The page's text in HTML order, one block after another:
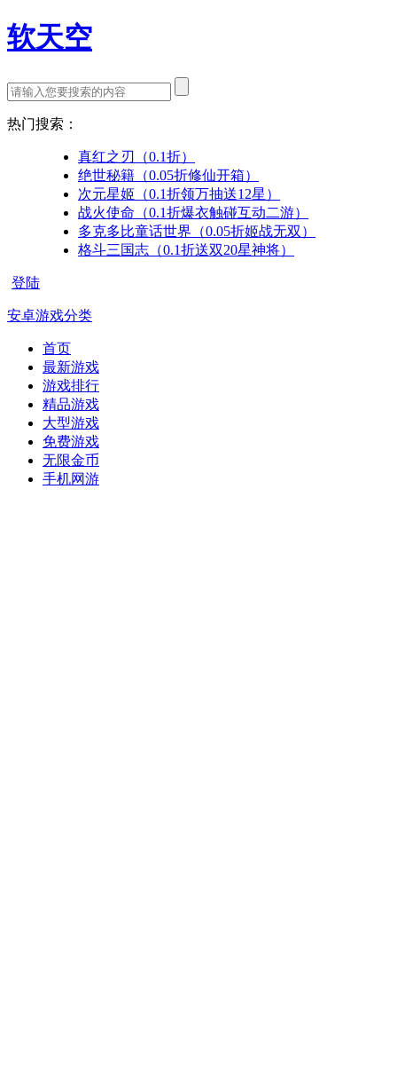
软天空
热门搜索：
真红之刃（0.1折）
绝世秘籍（0.05折修仙开箱）
次元星姬（0.1折领万抽送12星）
战火使命（0.1折爆衣触碰互动二游）
多克多比童话世界（0.05折姬战无双）
格斗三国志（0.1折送双20星神将）
登陆
安卓游戏分类
首页
最新游戏
游戏排行
精品游戏
大型游戏
免费游戏
无限金币
手机网游